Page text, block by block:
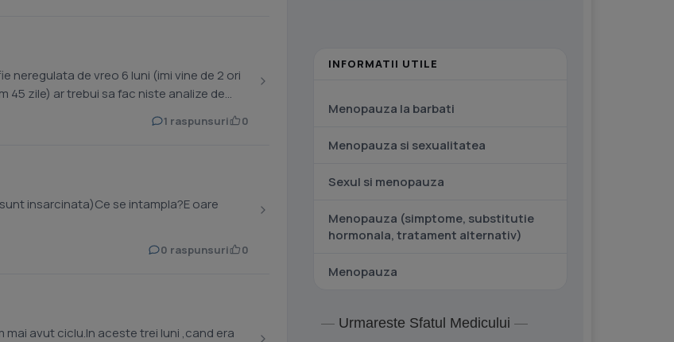
neregulata de vreo 6 luni (imi vine de 2 ori
45 zile) ar trebui sa fac niste analize de
1 raspunsuri 0
insarcinata)Ce se intampla?E oare
0 raspunsuri 0
INFORMATII UTILE
Menopauza la barbati
Menopauza si sexualitatea
Sexul si menopauza
Menopauza (simptome, substitutie
hormonala, tratament alternativ)
Menopauza
Urmareste Sfatul Medicului